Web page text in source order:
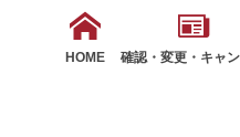
HOME 確認・変更・キャ